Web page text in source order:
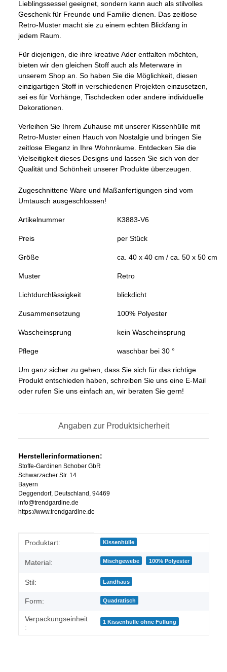
Lieblingssessel geeignet, sondern kann auch als stilvolles
Geschenk für Freunde und Familie dienen. Das zeitlose
Retro-Muster macht sie zu einem echten Blickfang in
jedem Raum.
Für diejenigen, die ihre kreative Ader entfalten möchten,
bieten wir den gleichen Stoff auch als Meterware in
unserem Shop an. So haben Sie die Möglichkeit, diesen
einzigartigen Stoff in verschiedenen Projekten einzusetzen,
sei es für Vorhänge, Tischdecken oder andere individuelle
Dekorationen.
Verleihen Sie Ihrem Zuhause mit unserer Kissenhülle mit
Retro-Muster einen Hauch von Nostalgie und bringen Sie
zeitlose Eleganz in Ihre Wohnräume. Entdecken Sie die
Vielseitigkeit dieses Designs und lassen Sie sich von der
Qualität und Schönheit unserer Produkte überzeugen.
Zugeschnittene Ware und Maßanfertigungen sind vom
Umtausch ausgeschlossen!
Artikelnummer K3883-V6
Preis per Stück
Größe ca. 40 x 40 cm / ca. 50 x 50 cm
Muster Retro
Lichtdurchlässigkeit blickdicht
Zusammensetzung 100% Polyester
Wascheinsprung kein Wascheinsprung
Pflege waschbar bei 30 °
Um ganz sicher zu gehen, dass Sie sich für das richtige
Produkt entschieden haben, schreiben Sie uns eine E-Mail
oder rufen Sie uns einfach an, wir beraten Sie gern!
Angaben zur Produktsicherheit
Herstellerinformationen:
Stoffe-Gardinen Schober GbR
Schwarzacher Str. 14
Bayern
Deggendorf, Deutschland, 94469
info@trendgardine.de
https://www.trendgardine.de
Produkteigenschaft
Wert
Produktart: Kissenhülle
Material: Mischgewebe 100% Polyester
Stil: Landhaus
Form: Quadratisch
Verpackungseinheit
:
1 Kissenhülle ohne Füllung